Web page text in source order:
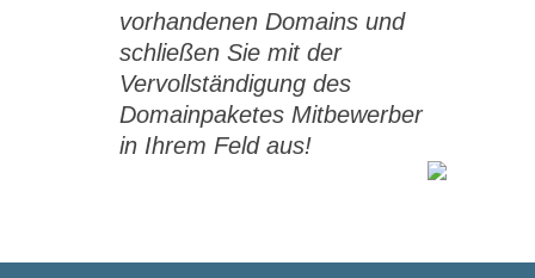
vorhandenen Domains und
schließen Sie mit der
Vervollständigung des
Domainpaketes Mitbewerber
in Ihrem Feld aus!